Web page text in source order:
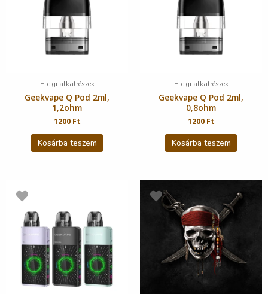
E-cigi alkatrészek
Geekvape Q Pod 2ml,
1,2ohm
1200 Ft
Kosárba teszem
E-cigi alkatrészek
Geekvape Q Pod 2ml,
0,8ohm
1200 Ft
Kosárba teszem